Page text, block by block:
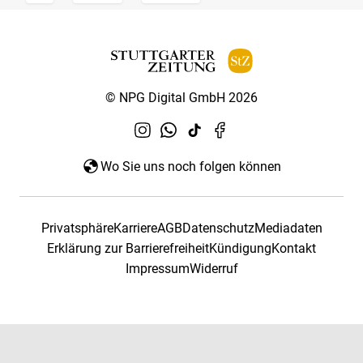
© NPG Digital GmbH 2026
Wo Sie uns noch folgen können
PrivatsphäreKarriereAGBDatenschutzMediadaten
Erklärung zur BarrierefreiheitKündigungKontakt
ImpressumWiderruf